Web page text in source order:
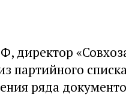
директор
партийного
ряда